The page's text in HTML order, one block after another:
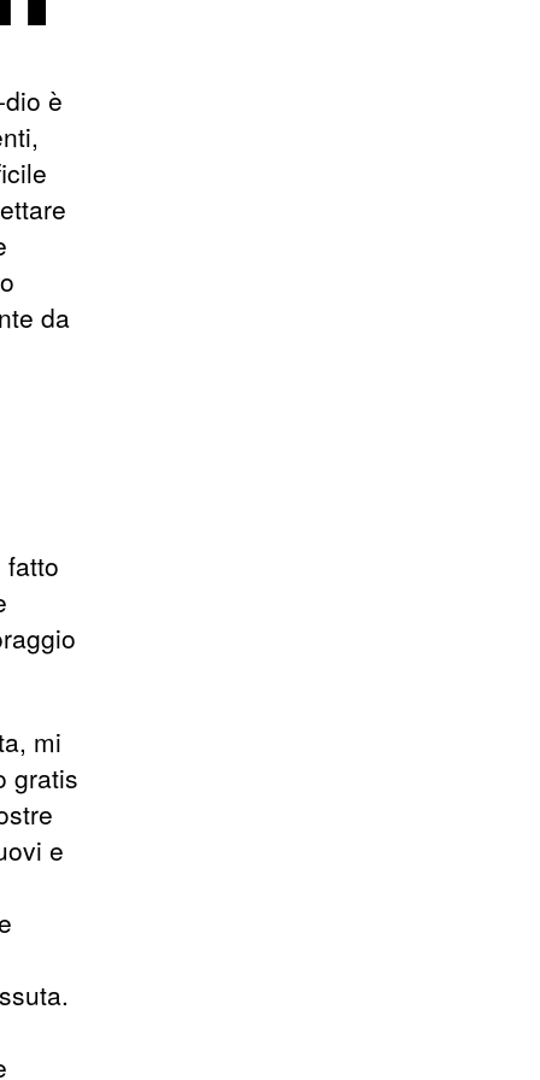
è
da
mi
gratis
e